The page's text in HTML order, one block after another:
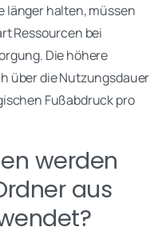
länger halten, müssen
Ressourcen bei
Die höhere
über die Nutzungsdauer
Fußabdruck pro
werden
aus